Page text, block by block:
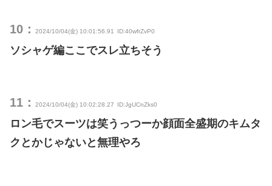
10： 2024/10/04(金) 10:01:56.91 ID:40wfrZvP0
ソシャゲ編ここでスレ立ちそう
11： 2024/10/04(金) 10:02:28.27 ID:JgUCnZks0
ロン毛でスーツは笑うっつーか顔面全盛期のキムタ
クとかじゃないと無理やろ